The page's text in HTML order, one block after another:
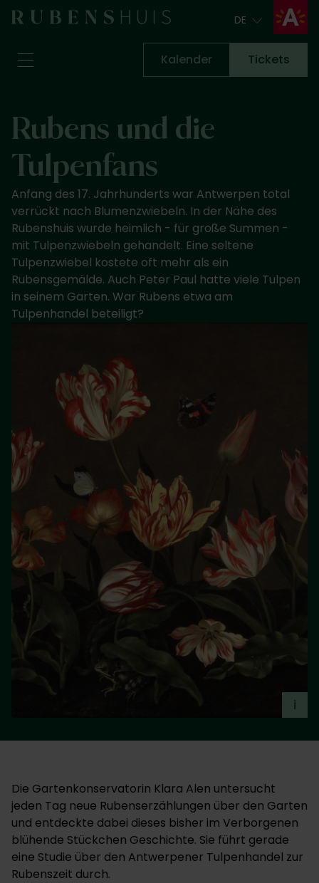
DE
Sehen & Unternehmen
Umbauarbeiten
Geschichten
Sammlung & Forschung
Fragen & Antworten
Newsletter
Über uns
Unterstützen Sie uns
Kalender
Tickets
Kalender Tickets
Rubens und die
Tulpenfans
Anfang des 17. Jahrhunderts war Antwerpen total
verrückt nach Blumenzwiebeln. In der Nähe des
Rubenshuis wurde heimlich - für große Summen -
mit Tulpenzwiebeln gehandelt. Eine seltene
Tulpenzwiebel kostete oft mehr als ein
Rubensgemälde. Auch Peter Paul hatte viele Tulpen
in seinem Garten. War Rubens etwa am
Tulpenhandel beteiligt?
i
Die Gartenkonservatorin Klara Alen untersucht
jeden Tag neue Rubenserzählungen über den Garten
und entdeckte dabei dieses bisher im Verborgenen
blühende Stückchen Geschichte. Sie führt gerade
eine Studie über den Antwerpener Tulpenhandel zur
Rubenszeit durch.